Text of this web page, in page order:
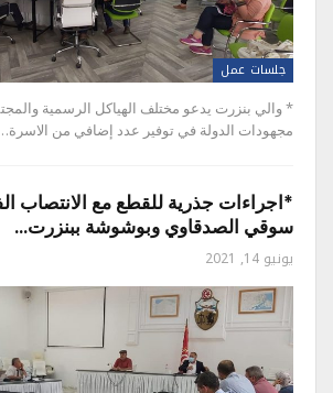
جلسات عمل
* والي بنزرت يدعو مختلف الهياكل الرسمية
مجهودات الدولة في توفير عدد إضافي من
*اجراءات جذرية للقطع مع الانتصاب
سوقي الصدقاوي وبوشوشة ببنزرت…
يونيو 14, 2021